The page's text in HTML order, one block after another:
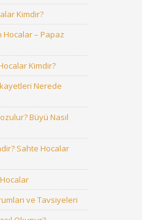
Kimdir?
– Papaz
Kimdir?
Nerede
Büyü Nasıl
Sahte Hocalar
ve Tavsiyeleri